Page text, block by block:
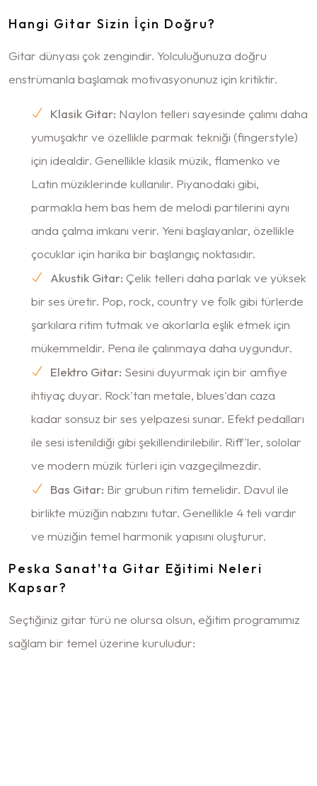
Hangi Gitar Sizin İçin Doğru?
Gitar dünyası çok zengindir. Yolculuğunuza doğru
enstrümanla başlamak motivasyonunuz için kritiktir.
Klasik Gitar: Naylon telleri sayesinde çalımı daha
yumuşaktır ve özellikle parmak tekniği (fingerstyle)
için idealdir. Genellikle klasik müzik, flamenko ve
Latin müziklerinde kullanılır. Piyanodaki gibi,
parmakla hem bas hem de melodi partilerini aynı
anda çalma imkanı verir. Yeni başlayanlar, özellikle
çocuklar için harika bir başlangıç noktasıdır.
Akustik Gitar: Çelik telleri daha parlak ve yüksek
bir ses üretir. Pop, rock, country ve folk gibi türlerde
şarkılara ritim tutmak ve akorlarla eşlik etmek için
mükemmeldir. Pena ile çalınmaya daha uygundur.
Elektro Gitar: Sesini duyurmak için bir amfiye
ihtiyaç duyar. Rock'tan metale, blues'dan caza
kadar sonsuz bir ses yelpazesi sunar. Efekt pedalları
ile sesi istenildiği gibi şekillendirilebilir. Riff'ler, sololar
ve modern müzik türleri için vazgeçilmezdir.
Bas Gitar: Bir grubun ritim temelidir. Davul ile
birlikte müziğin nabzını tutar. Genellikle 4 teli vardır
ve müziğin temel harmonik yapısını oluşturur.
Peska Sanat'ta Gitar Eğitimi Neleri
Kapsar?
Seçtiğiniz gitar türü ne olursa olsun, eğitim programımız
sağlam bir temel üzerine kuruludur: